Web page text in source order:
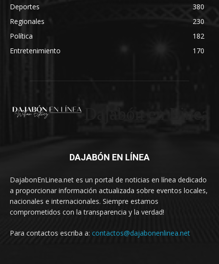
Deportes
380
Regionales
230
Política
182
Entretenimiento
170
DAJABÓN EN LÍNEA
DajabonEnLinea.net es un portal de noticias en línea dedicado
a proporcionar información actualizada sobre eventos locales,
nacionales e internacionales. Siempre estamos
comprometidos con la transparencia y la verdad!
Para contactos escriba a: contactos@dajabonenlinea.net